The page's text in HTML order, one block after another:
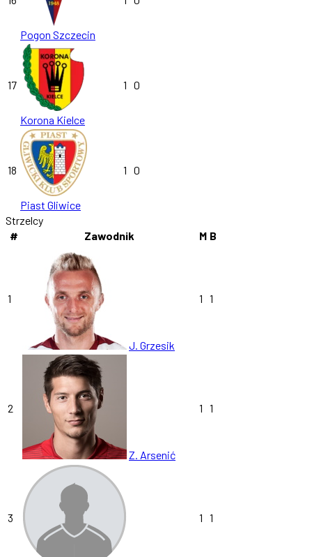
Pogon Szczecin
17
Korona Kielce
1 0
18
Piast Gliwice
1 0
Strzelcy
#
Zawodnik M B
1
J. Grzesik
1 1
2
Z. Arsenić
1 1
3 1 1